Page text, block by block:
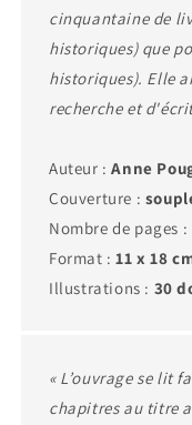
cinquantaine de
historiques) que
historiques). Elle
recherche et
Auteur :Anne
Couverture :
Nombre de pages :
Format :11 x 18
Illustrations : 30
« L’ouvrage se lit
chapitres au titre